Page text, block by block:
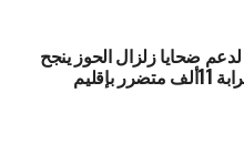
ضحايا زلزال الحوز ينجح
في استهداف قرابة 11ألف متضرر بإقليم